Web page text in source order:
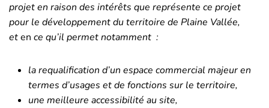
projet en raison des intérêts que représente ce projet
pour le développement du territoire de Plaine Vallée,
eten ce qu’il permet notamment :
la requalification d’un espace commercial majeur en
termes d’usages et de fonctions sur le territoire,
une meilleure accessibilité au site,